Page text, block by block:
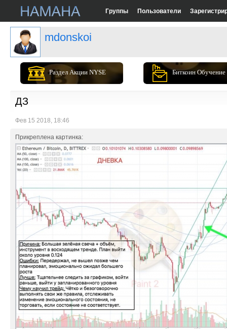
Группы Пользователи
mdonskoi
Раздел Акции NYSE Биткоин Обучение
ДЗ
Фев 15 2018, 18:46
Прикреплена картинка: